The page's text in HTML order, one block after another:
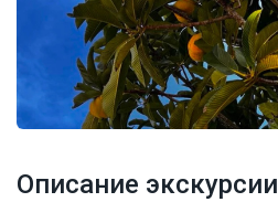
Описание экскурсии